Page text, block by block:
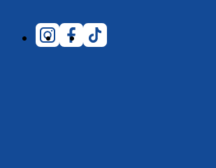
випускник 2017 року.
2019 року.
випускник 1999 року.
р.), випускник 2003 р…